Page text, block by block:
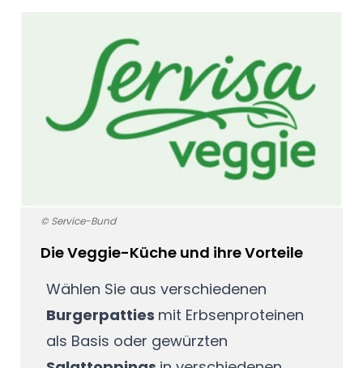
© Service-Bund
Die Veggie-Küche und ihre Vorteile
Wählen Sie aus verschiedenen
Burgerpatties mit Erbsenproteinen
als Basis oder gewürzten